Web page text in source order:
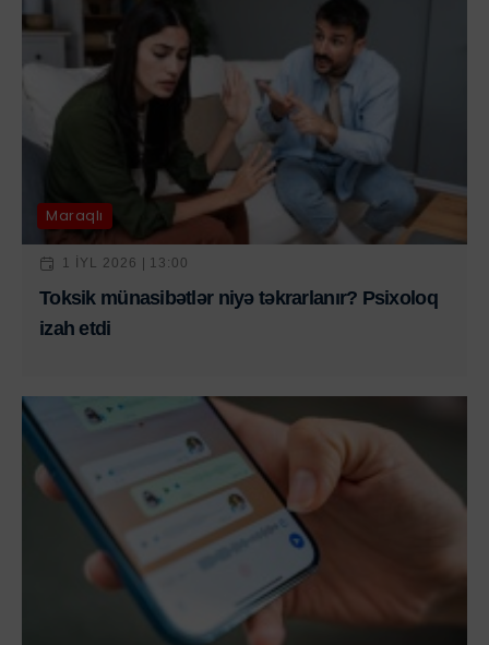
Maraqlı
1 IYL 2026 | 13:00
Toksik münasibətlər niyə təkrarlanır? Psixoloq
izah etdi